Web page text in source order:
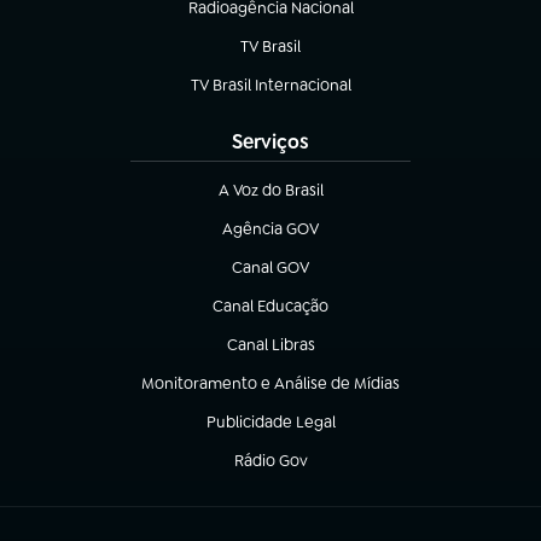
Radioagência Nacional
(abre em nova aba)
TV Brasil
(abre em nova aba)
TV Brasil Internacional
(abre em nova aba)
Serviços
A Voz do Brasil
(abre em nova aba)
Agência GOV
(abre em nova aba)
Canal GOV
(abre em nova aba)
Canal Educação
(abre em nova aba)
Canal Libras
(abre em nova aba)
Monitoramento e Análise de Mídias
(abre em nova aba)
Publicidade Legal
(abre em nova aba)
Rádio Gov
(abre em nova aba)